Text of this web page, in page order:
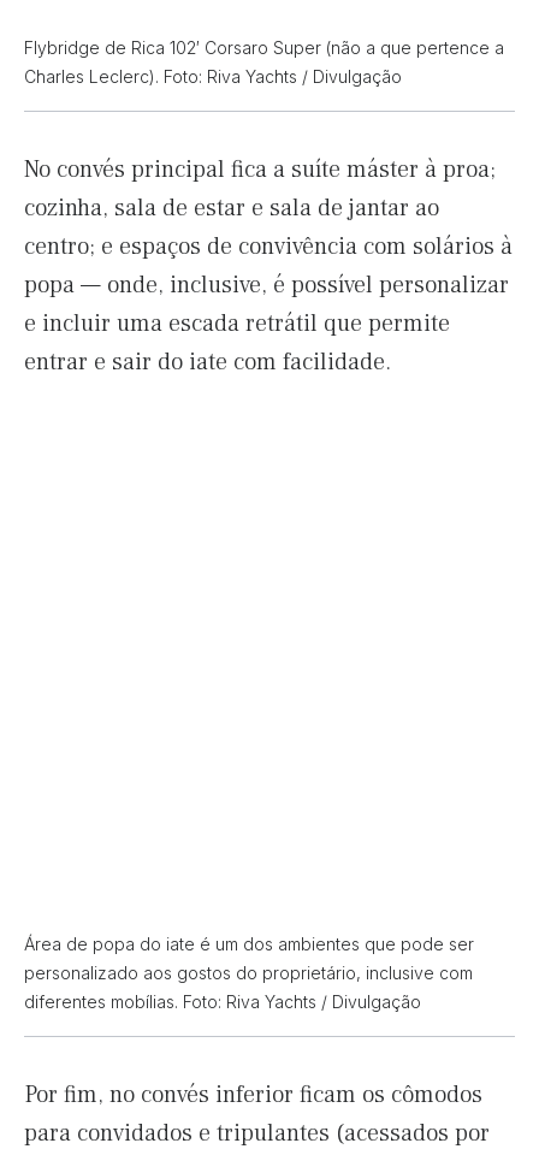
Flybridge de Rica 102′ Corsaro Super (não a que pertence a
Charles Leclerc). Foto: Riva Yachts / Divulgação
No convés principal fica a suíte máster à proa;
cozinha, sala de estar e sala de jantar ao
centro; e espaços de convivência com solários à
popa — onde, inclusive, é possível personalizar
e incluir uma escada retrátil que permite
entrar e sair do iate com facilidade.
Área de popa do iate é um dos ambientes que pode ser
personalizado aos gostos do proprietário, inclusive com
diferentes mobílias. Foto: Riva Yachts / Divulgação
Por fim, no convés inferior ficam os cômodos
para convidados e tripulantes (acessados por